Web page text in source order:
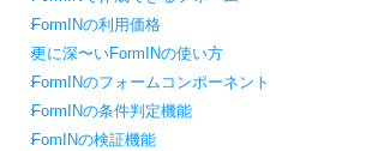
FormINの利用価格
更に深〜いFormINの使い方
FormINのフォームコンポーネント
FormINの条件判定機能
FomINの検証機能